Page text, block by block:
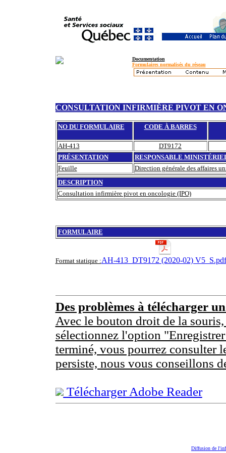
Documentation
Formulaires normalisés du réseau
CONSULTATION INFIRMIÈRE PIVOT EN
NO DU FORMULAIRE CODE À BARRES
AH-413
DT9172
PRÉSENTATION
RESPONSABLE
Feuille
Direction générale des affaires
DESCRIPTION
Consultation infirmière pivot en oncologie (IPO)
FORMULAIRE
Format statique :AH-413_DT9172 (2020-02) V5_S.pdf
Des problèmes à télécharger
Avec le bouton droit de la
sélectionnez l'option
terminé, vous pourrez consulter
persiste, nous vous conseillons
Télécharger Adobe Reader
Diffusion de